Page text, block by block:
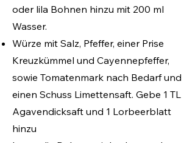
oder lila Bohnen hinzu mit 200 ml
Wasser.
Würze mit Salz, Pfeffer, einer Prise
Kreuzkümmel und Cayennepfeffer,
sowie Tomatenmark nach Bedarf und
einen Schuss Limettensaft. Gebe 1 TL
Agavendicksaft und 1 Lorbeerblatt
hinzu